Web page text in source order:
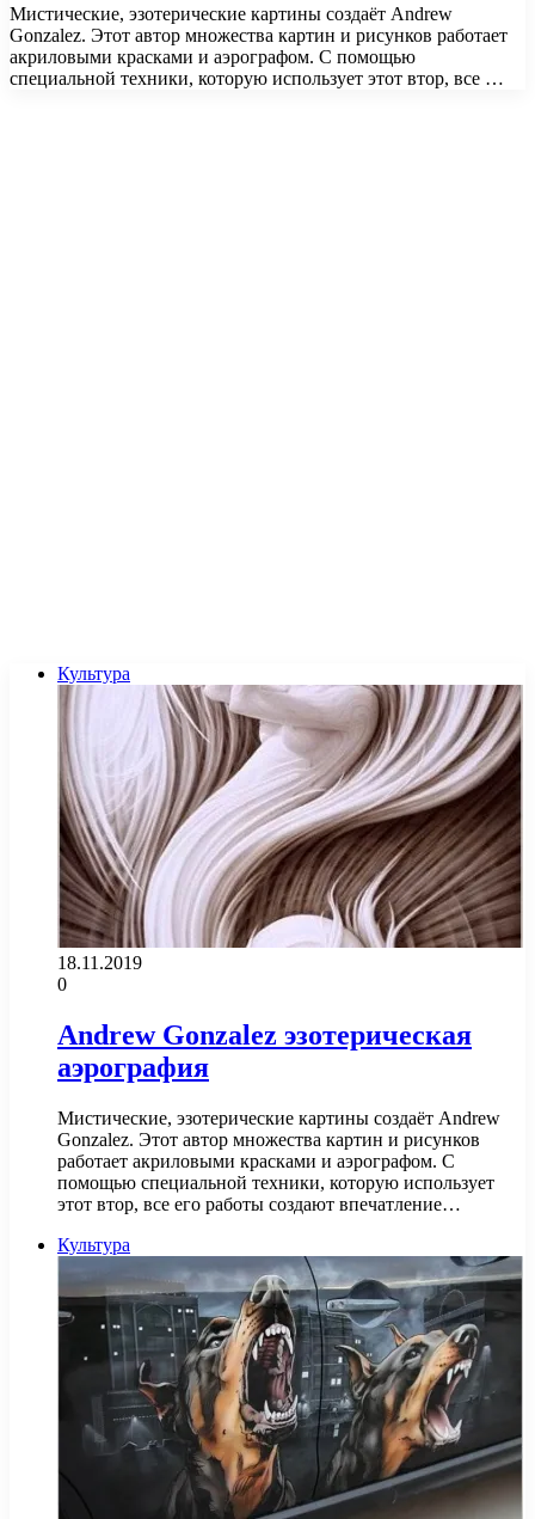
Мистические, эзотерические картины создаёт Andrew
Gonzalez. Этот автор множества картин и рисунков работает
акриловыми красками и аэрографом. С помощью
специальной техники, которую использует этот втор, все …
Культура
18.11.2019
0
Andrew Gonzalez эзотерическая
аэрография
Мистические, эзотерические картины создаёт Andrew
Gonzalez. Этот автор множества картин и рисунков
работает акриловыми красками и аэрографом. С
помощью специальной техники, которую использует
этот втор, все его работы создают впечатление…
Культура